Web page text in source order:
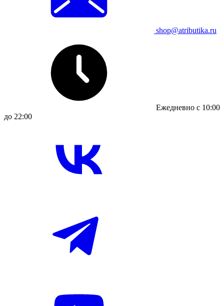
shop@atributika.ru
Ежедневно с 10:00
до 22:00